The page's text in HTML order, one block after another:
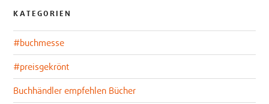
KATEGORIEN
#buchmesse
#preisgekrönt
Buchhändler empfehlen Bücher